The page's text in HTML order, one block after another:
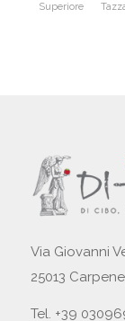
Superiore
Via Giovanni
25013
Tel. +39